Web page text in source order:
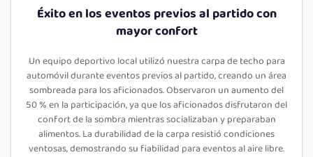
Éxito en los eventos previos al partido con
mayor confort
Un equipo deportivo local utilizó nuestra carpa de techo para
automóvil durante eventos previos al partido, creando un área
sombreada para los aficionados. Observaron un aumento del
50 % en la participación, ya que los aficionados disfrutaron del
confort de la sombra mientras socializaban y preparaban
alimentos. La durabilidad de la carpa resistió condiciones
ventosas, demostrando su fiabilidad para eventos al aire libre.